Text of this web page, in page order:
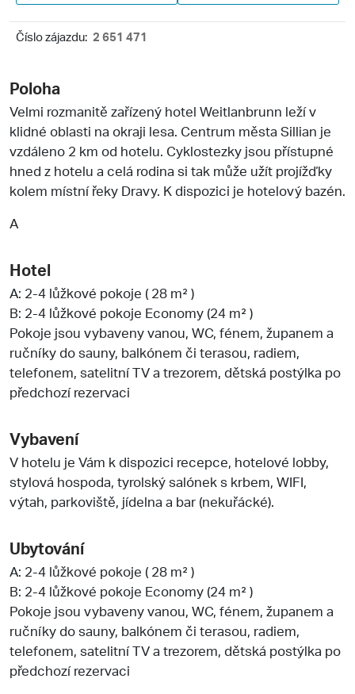
Číslo zájazdu: 2 651 471
Poloha
Velmi rozmanitě zařízený hotel Weitlanbrunn leží v
klidné oblasti na okraji lesa. Centrum města Sillian je
vzdáleno 2 km od hotelu. Cyklostezky jsou přístupné
hned z hotelu a celá rodina si tak může užít projížďky
kolem místní řeky Dravy. K dispozici je hotelový bazén.
A
Hotel
A: 2-4 lůžkové pokoje ( 28 m² )
B: 2-4 lůžkové pokoje Economy (24 m² )
Pokoje jsou vybaveny vanou, WC, fénem, županem a
ručníky do sauny, balkónem či terasou, radiem,
telefonem, satelitní TV a trezorem, dětská postýlka po
předchozí rezervaci
Vybavení
V hotelu je Vám k dispozici recepce, hotelové lobby,
stylová hospoda, tyrolský salónek s krbem, WIFI,
výtah, parkoviště, jídelna a bar (nekuřácké).
Ubytování
A: 2-4 lůžkové pokoje ( 28 m² )
B: 2-4 lůžkové pokoje Economy (24 m² )
Pokoje jsou vybaveny vanou, WC, fénem, županem a
ručníky do sauny, balkónem či terasou, radiem,
telefonem, satelitní TV a trezorem, dětská postýlka po
předchozí rezervaci